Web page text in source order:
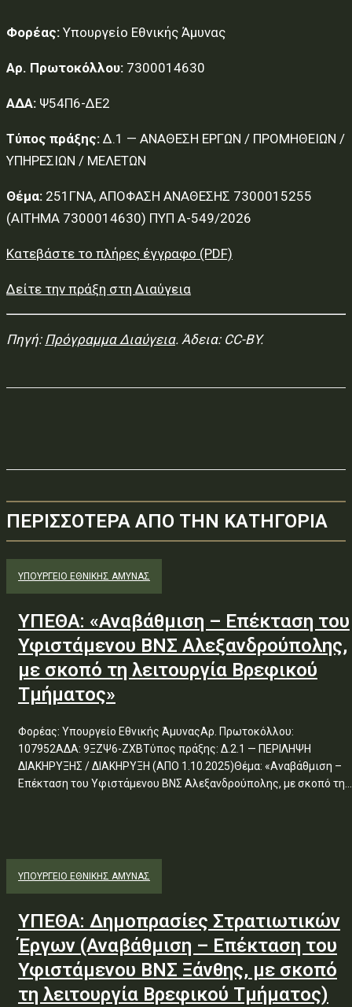
Φορέας: Υπουργείο Εθνικής Άμυνας
Αρ. Πρωτοκόλλου: 7300014630
ΑΔΑ: Ψ54Π6-ΔΕ2
Τύπος πράξης: Δ.1 — ΑΝΑΘΕΣΗ ΕΡΓΩΝ / ΠΡΟΜΗΘΕΙΩΝ /
ΥΠΗΡΕΣΙΩΝ / ΜΕΛΕΤΩΝ
Θέμα: 251ΓΝΑ, ΑΠΟΦΑΣΗ ΑΝΑΘΕΣΗΣ 7300015255
(ΑΙΤΗΜΑ 7300014630) ΠΥΠ Α-549/2026
Κατεβάστε το πλήρες έγγραφο (PDF)
Δείτε την πράξη στη Διαύγεια
Πηγή: Πρόγραμμα Διαύγεια. Άδεια: CC-BY.
ΠΕΡΙΣΣΟΤΕΡΑ ΑΠΟ ΤΗΝ ΚΑΤΗΓΟΡΙΑ
ΥΠΟΥΡΓΕΊΟ ΕΘΝΙΚΉΣ ΆΜΥΝΑΣ
ΥΠΕΘΑ: «Αναβάθμιση – Επέκταση του
Υφιστάμενου ΒΝΣ Αλεξανδρούπολης,
με σκοπό τη λειτουργία Βρεφικού
Τμήματος»
Φορέας: Υπουργείο Εθνικής ΆμυναςΑρ. Πρωτοκόλλου:
107952ΑΔΑ: 9ΞΖΨ6-ΖΧΒΤύπος πράξης: Δ.2.1 — ΠΕΡΙΛΗΨΗ
ΔΙΑΚΗΡΥΞΗΣ / ΔΙΑΚΗΡΥΞΗ (ΑΠΟ 1.10.2025)Θέμα: «Αναβάθμιση –
Επέκταση του Υφιστάμενου ΒΝΣ Αλεξανδρούπολης, με σκοπό τη...
ΥΠΟΥΡΓΕΊΟ ΕΘΝΙΚΉΣ ΆΜΥΝΑΣ
ΥΠΕΘΑ: Δημοπρασίες Στρατιωτικών
Έργων (Αναβάθμιση – Επέκταση του
Υφιστάμενου ΒΝΣ Ξάνθης, με σκοπό
τη λειτουργία Βρεφικού Τμήματος)